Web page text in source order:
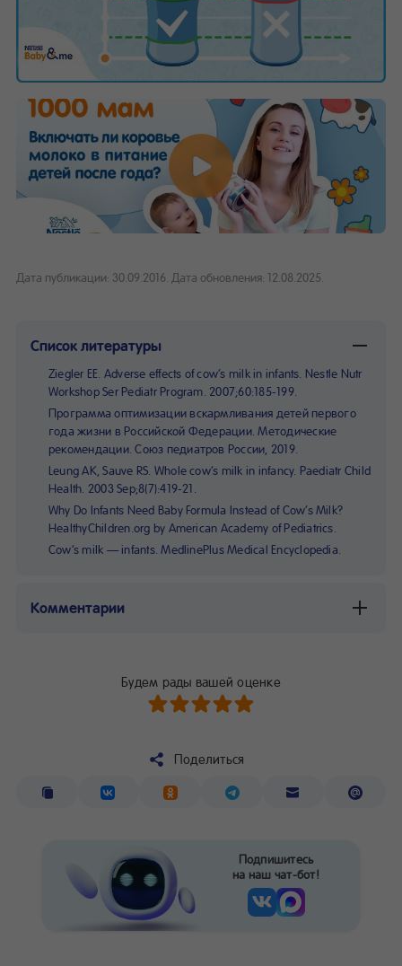
Дата публикации: 30.09.2016. Дата обновления: 12.08.2025.
Список литературы
Ziegler EE. Adverse effects of cow’s milk in infants. Nestle Nutr
Workshop Ser Pediatr Program. 2007;60:185-199.
Программа оптимизации вскармливания детей первого
года жизни в Российской Федерации. Методические
рекомендации. Союз педиатров России, 2019.
Leung AK, Sauve RS. Whole cow’s milk in infancy. Paediatr Child
Health. 2003 Sep;8(7):419-21.
Why Do Infants Need Baby Formula Instead of Cow’s Milk?
HealthyChildren.org by American Academy of Pediatrics.
Cow’s milk — infants. MedlinePlus Medical Encyclopedia.
Комментарии
Будем рады вашей оценке
Поделиться
Подпишитесь
на наш чат-бот!